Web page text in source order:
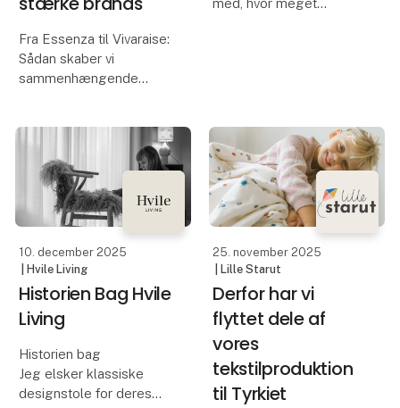
Fra Essenza til Vivaraise:
Sådan skaber vi
sammenhængende
Hos EUROTEX ved vi, at
kunder i dag ikke kun
køber produkter – de
køber stemninger og
helheder. Derfor
arbejder vi målrettet på
med, hvor meget
Korshøj u
10. december 2025
| Hvile Living
Historien Bag Hvile
Living
Historien bag
Jeg elsker klassiske
designstole for deres
25. november 2025
| Lille Starut
Derfor har vi
flyttet dele af
vores
tekstilproduktion
til Tyrkiet